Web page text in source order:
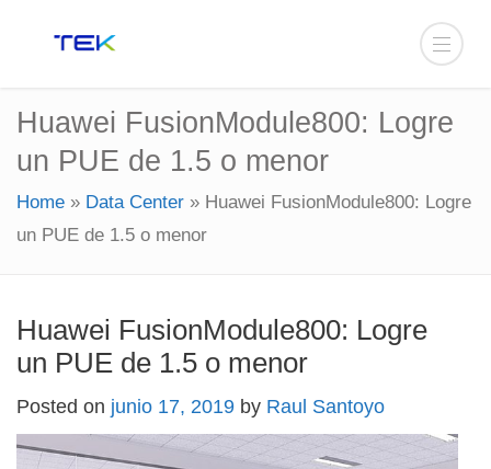
Huawei FusionModule800: Logre
un PUE de 1.5 o menor
Home » Data Center » Huawei FusionModule800: Logre
un PUE de 1.5 o menor
Huawei FusionModule800: Logre
un PUE de 1.5 o menor
Posted on junio 17, 2019 by Raul Santoyo